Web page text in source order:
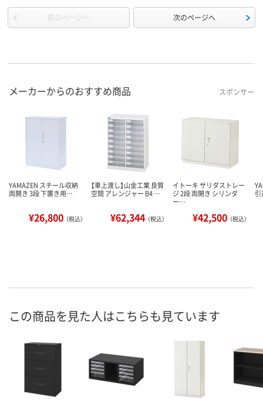
前のページへ 次のページへ
メーカーからのおすすめ商品 スポンサー
YAMAZEN スチール収納
両開き 3段 下置き用…
¥26,800 （税込）
【車上渡し】山金工業 良質
空間 アレンジャー B4 …
¥62,344 （税込）
イトーキ サリダストレー
ジ 2段 両開き シリンダ
ー…
¥42,500 （税込）
この商品を見た人はこちらも見ています